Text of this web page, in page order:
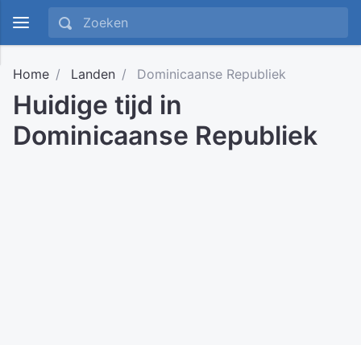
Home Landen Dominicaanse Republiek
Huidige tijd in
Dominicaanse Republiek